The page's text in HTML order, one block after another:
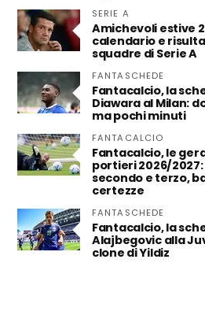
SERIE A
Amichevoli estive
calendario e
squadre di Serie A
FANTASCHEDE
Fantacalcio, la
Diawara al Milan:
ma pochi minuti
FANTACALCIO
Fantacalcio, le
portieri 2026/
secondo e terzo,
certezze
FANTASCHEDE
Fantacalcio, la
Alajbegovic alla
clone di Yildiz